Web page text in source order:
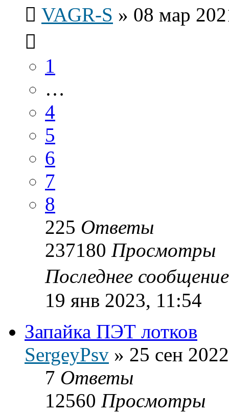
VAGR-S » 08 мар
1
…
4
5
6
7
8
225 Ответы
237180 Просмотры
Последнее
19 янв 2023, 11:54
Запайка ПЭТ лотков
SergeyPsv » 25 сен
7 Ответы
12560 Просмотры